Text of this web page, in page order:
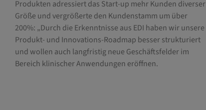
Produkten adressiert das Start-up mehr Kunden diverser
Größe und vergrößerte den Kundenstamm um über
200%: „Durch die Erkenntnisse aus EDI haben wir unsere
Produkt- und Innovations-Roadmap besser strukturiert
und wollen auch langfristig neue Geschäftsfelder im
Bereich klinischer Anwendungen eröffnen.